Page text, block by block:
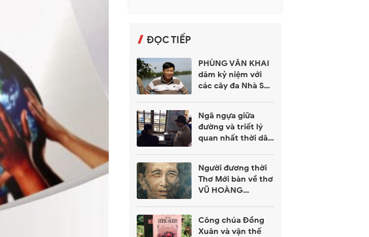
ĐỌC TIẾP
PHÙNG VĂN KHAI
dăm kỷ niệm với
các cây đa Nhà Số
Ngã ngựa giữa
đường và triết lý
quan nhất thời dân
Người đương thời
Thơ Mới bàn về thơ
VŨ HOÀNG
Công chúa Đồng
Xuân và vận thế